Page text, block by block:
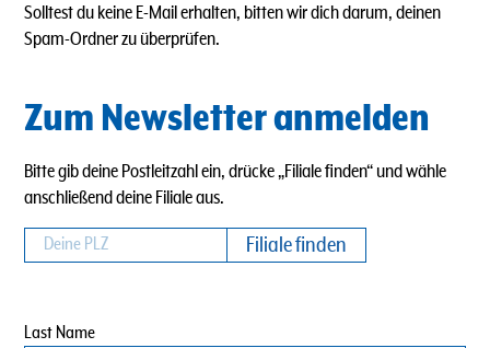
Solltest du keine E-Mail erhalten, bitten wir dich darum, deinen
Spam-Ordner zu überprüfen.
Zum Newsletter anmelden
Bitte gib deine Postleitzahl ein, drücke „Filiale finden“ und wähle
anschließend deine Filiale aus.
Last Name